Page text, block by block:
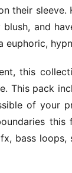
their
blush, and
euphoric,
this
This pack
of your
bass loops,